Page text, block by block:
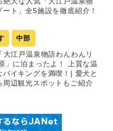
ト」全5施設を徹底紹介！
中部
大江戸温泉物語わんわんリ
」に泊まったよ！ 上質な温
バイキングを満喫！| 愛犬と
周辺観光スポットもご紹介